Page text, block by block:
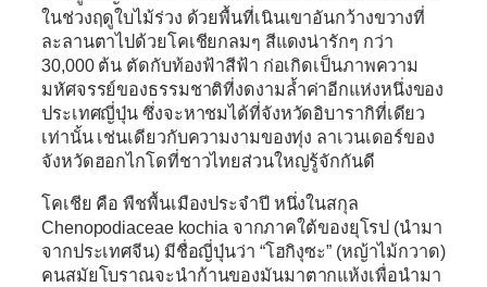
ในช่วงฤดูใบไม้ร่วง ด้วยพื้นที่เนินเขาอันกว้างขวางที่
ละลานตาไปด้วยโคเชียกลมๆ สีแดงน่ารักๆ กว่า
30,000 ต้น ตัดกับท้องฟ้าสีฟ้า ก่อเกิดเป็นภาพความ
มหัศจรรย์ของธรรมชาติที่งดงามล้ำค่าอีกแห่งหนึ่งของ
ประเทศญี่ปุ่น ซึ่งจะหาชมได้ที่จังหวัดอิบารากิที่เดียว
เท่านั้น เช่นเดียวกับความงามของทุ่ง ลาเวนเดอร์ของ
จังหวัดฮอกไกโดที่ชาวไทยส่วนใหญ่รู้จักกันดี
โคเชีย คือ พืชพื้นเมืองประจำปี หนึ่งในสกุล
Chenopodiaceae kochia จากภาคใต้ของยุโรป (นำมา
จากประเทศจีน) มีชื่อญี่ปุ่นว่า “โฮกิงุซะ” (หญ้าไม้กวาด)
คนสมัยโบราณจะนำก้านของมันมาตากแห้งเพื่อนำมา